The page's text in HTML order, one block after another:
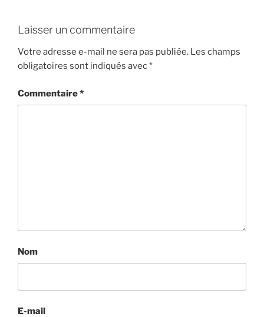
Laisser un commentaire
Votre adresse e-mail ne sera pas publiée. Les champs
obligatoires sont indiqués avec*
Commentaire*
Nom
E-mail